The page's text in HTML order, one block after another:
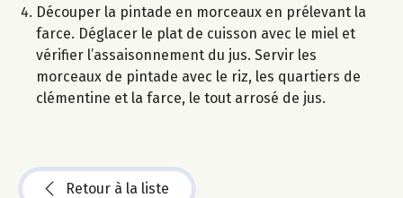
Découper la pintade en morceaux en prélevant la
farce. Déglacer le plat de cuisson avec le miel et
vérifier l’assaisonnement du jus. Servir les
morceaux de pintade avec le riz, les quartiers de
clémentine et la farce, le tout arrosé de jus.
Retour à la liste